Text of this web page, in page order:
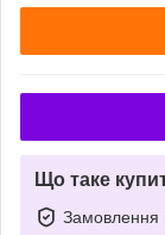
Що таке
Замовлення